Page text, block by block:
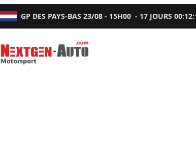
GP DES PAYS-BAS 23/08 - 15H00 - 17 JOURS00:12:
Nextgen-Auto.com